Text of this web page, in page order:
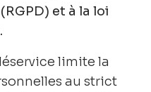
et à la loi
limite la
au strict